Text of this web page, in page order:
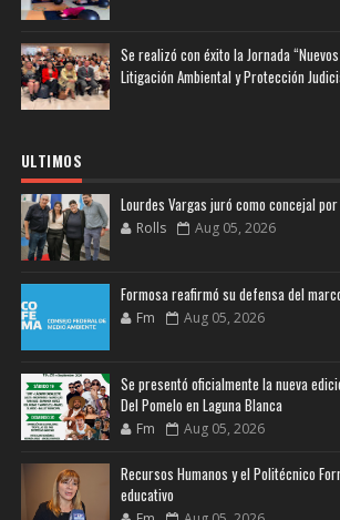
Se realizó con éxito la Jornada
Litigación Ambiental y Protección
ULTIMOS
Lourdes Vargas juró como concejal
Rolls Aug 05, 2026
Formosa reafirmó su defensa del
Fm Aug 05, 2026
Se presentó oficialmente la nueva
Del Pomelo en Laguna Blanca
Fm Aug 05, 2026
Recursos Humanos y el Politécnico
educativo